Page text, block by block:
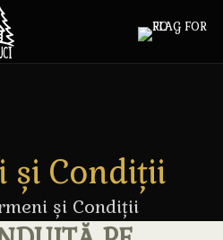
și Condiții
și Condiții